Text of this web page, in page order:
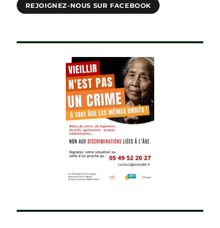
REJOIGNEZ-NOUS SUR FACEBOOK